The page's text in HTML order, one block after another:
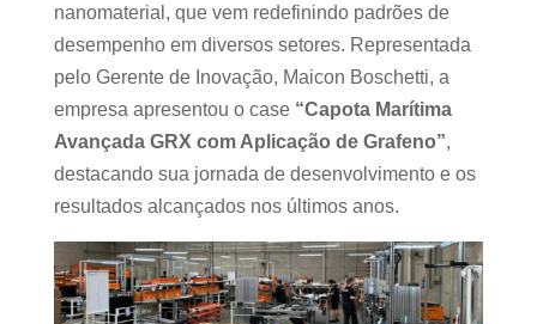
nanomaterial, que vem redefinindo padrões de
desempenho em diversos setores. Representada
pelo Gerente de Inovação, Maicon Boschetti, a
empresa apresentou o case“Capota Marítima
Avançada GRX com Aplicação de Grafeno”,
destacando sua jornada de desenvolvimento e os
resultados alcançados nos últimos anos.